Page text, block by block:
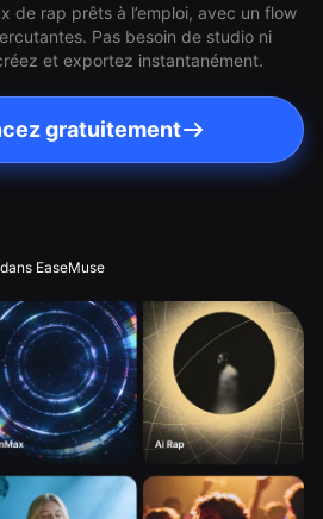
de rap prêts à l’emploi, avec un flow
Pas besoin de studio ni
et exportez instantanément.
gratuitement
EaseMuse